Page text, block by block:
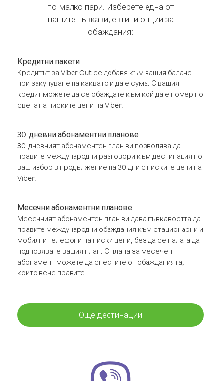
по-малко пари. Изберете една от
нашите гъвкави, евтини опции за
обаждания:
Кредитни пакети
Кредитът за Viber Out се добавя към вашия баланс
при закупуване на каквато и да е сума. С вашия
кредит можете да се обаждате към кой да е номер по
света на ниските цени на Viber.
30-дневни абонаментни планове
30-дневният абонаментен план ви позволява да
правите международни разговори към дестинация по
ваш избор в продължение на 30 дни с ниските цени на
Viber.
Месечни абонаментни планове
Месечният абонаментен план ви дава гъвкавостта да
правите международни обаждания към стационарни и
мобилни телефони на ниски цени, без да се налага да
подновявате вашия план. С плана за месечен
абонамент можете да спестите от обажданията,
които вече правите
Още дестинации